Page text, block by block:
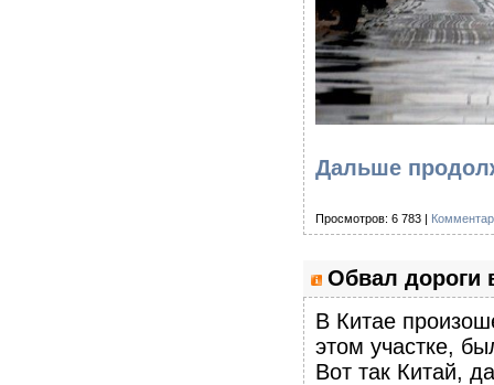
Дальше
Просмотров: 6 783 |
Обвал дороги
В Китае
этом участке,
Вот так Китай,